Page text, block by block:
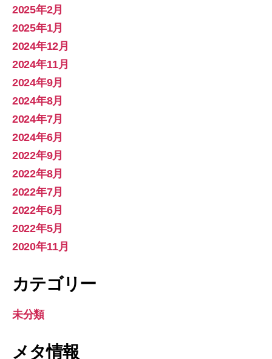
2025年2月
2025年1月
2024年12月
2024年11月
2024年9月
2024年8月
2024年7月
2024年6月
2022年9月
2022年8月
2022年7月
2022年6月
2022年5月
2020年11月
カテゴリー
未分類
メタ情報